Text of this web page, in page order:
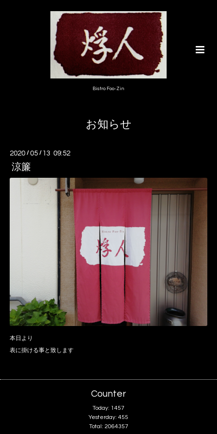
Bistro Foo-Zin
お知らせ
2020 /05 / 13 09:52
涼簾
本日より
表に掛ける事と致します
Counter
Today: 1457
Yesterday: 455
Total: 2064357